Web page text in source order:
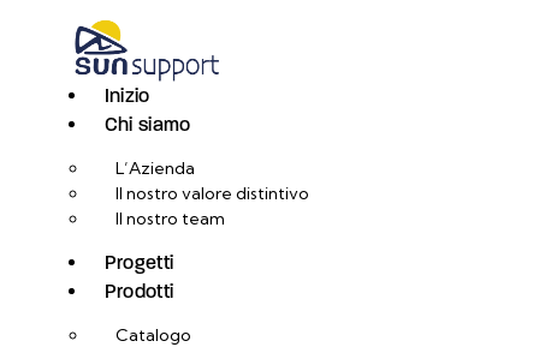
Inizio
Chi siamo
L’Azienda
Il nostro valore distintivo
Il nostro team
Progetti
Prodotti
Catalogo